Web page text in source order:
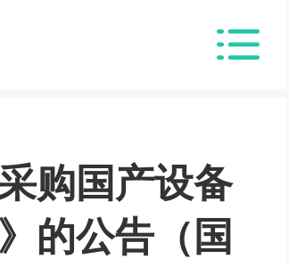
购国产设备
的公告（国